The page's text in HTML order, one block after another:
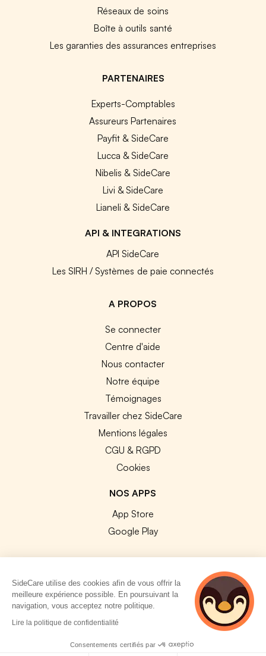
Réseaux de soins
Boîte à outils santé
Les garanties des assurances entreprises
PARTENAIRES
Experts-Comptables
Assureurs Partenaires
Payfit & SideCare
Lucca & SideCare
Nibelis & SideCare
Livi & SideCare
Lianeli & SideCare
API & INTEGRATIONS
API SideCare
Les SIRH / Systèmes de paie connectés
A PROPOS
Se connecter
Centre d'aide
Nous contacter
Notre équipe
Témoignages
Travailler chez SideCare
Mentions légales
CGU & RGPD
Cookies
NOS APPS
App Store
Google Play
© 2026 SideCare. Tous droits réservés.
SideCare utilise des cookies afin de vous offrir la
meilleure expérience possible. En poursuivant la
navigation, vous acceptez notre politique.
Lire la politique de confidentialité
Consentements certifiés par
4 personnes
consultent
actuellement cette